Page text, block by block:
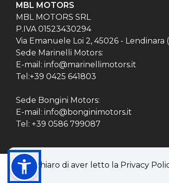
MBL MOTORS
MBL MOTORS SRL
P.IVA 01523430294
Via Emanuele Loi 2, 45026 - Lendinara
Sede Marinelli Motors:
E-mail: info@marinellimotors.it
Tel:+39 0425 641803
Sede Bongini Motors:
E-mail: info@bonginimotors.it
Tel: +39 0586 799087
Dichiaro di aver letto la Privacy
© 2026 MBL MOTORS SRL. Tutti i diritti riservati.